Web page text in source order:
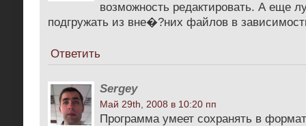
возможность редактировать. А еще
подгружать из вне�?них файлов в
Ответить
Sergey
Май 29th, 2008 в 10:20 пп
Программа умеет сохранять в